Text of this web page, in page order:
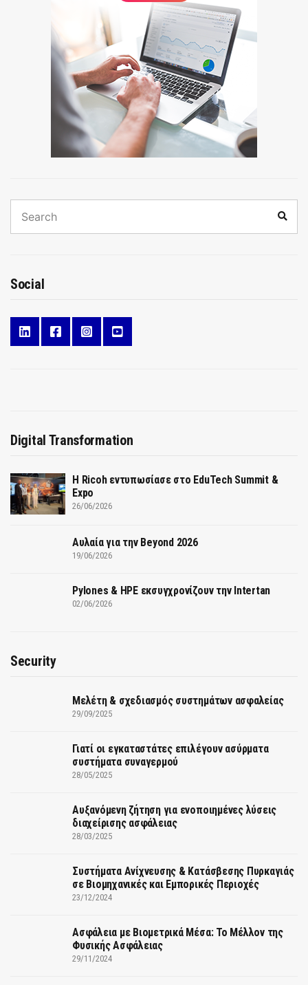
for:
Social
Digital Transformation
Η Ricoh εντυπωσίασε στο EduTech Summit &
Expo
26/06/2026
Αυλαία για την Beyond 2026
19/06/2026
Pylones & HPE εκσυγχρονίζουν την Intertan
02/06/2026
Security
Μελέτη & σχεδιασμός συστημάτων ασφαλείας
29/09/2025
Γιατί οι εγκαταστάτες επιλέγουν ασύρματα
συστήματα συναγερμού
28/05/2025
Αυξανόμενη ζήτηση για ενοποιημένες λύσεις
διαχείρισης ασφάλειας
28/03/2025
Συστήματα Ανίχνευσης & Κατάσβεσης Πυρκαγιάς
σε Βιομηχανικές και Εμπορικές Περιοχές
23/12/2024
Ασφάλεια με Βιομετρικά Μέσα: Το Μέλλον της
Φυσικής Ασφάλειας
29/11/2024